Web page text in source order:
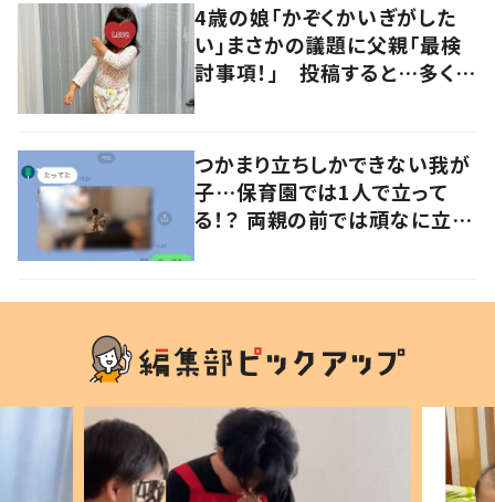
4歳の娘「かぞくかいぎがした
い」まさかの議題に父親「最検
討事項！」 投稿すると…多くの
つかまり立ちしかできない我が
子…保育園では1人で立って
る！？ 両親の前では頑なに立た